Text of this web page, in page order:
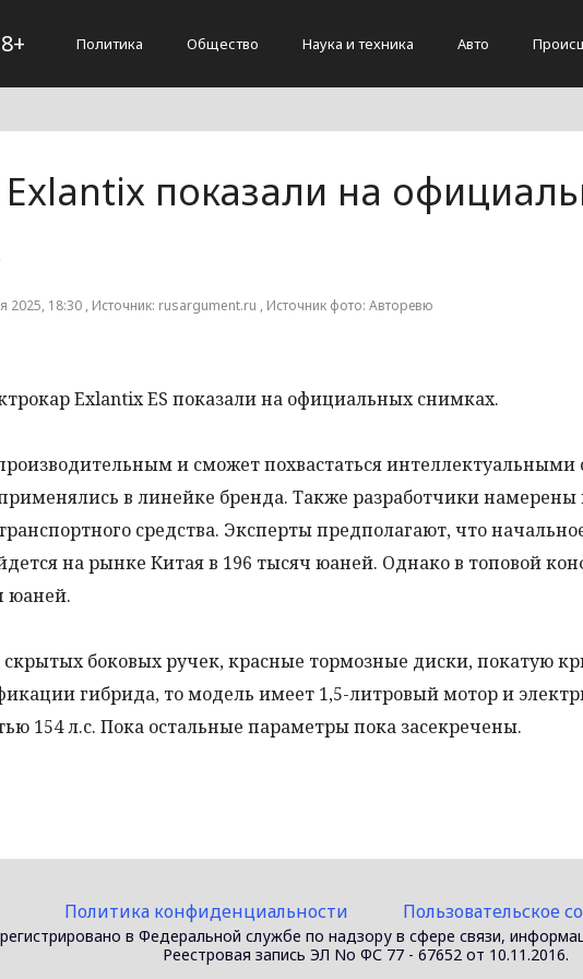
Политика Общество Наука и техника Авто
показали на
2025, 18:30 , Источник: rusargument.ru , Источник фото: Авторевю
Exlantix ES показали на официальных снимках.
и сможет похвастаться
в линейке бренда. Также разработчики намерены
средства. Эксперты предполагают, что
на рынке Китая в 196 тысяч юаней. Однако в топовой
юаней.
боковых ручек, красные тормозные диски, покатую
гибрида, то модель имеет 1,5-литровый мотор и
154 л.с. Пока остальные параметры пока засекречены.
Политика конфиденциальности Пользовательское
в Федеральной службе по надзору в сфере связи,
Реестровая запись ЭЛ No ФС 77 - 67652 от 10.11.2016.